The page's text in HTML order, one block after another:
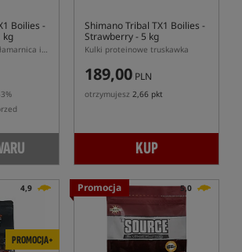
Boilies -
kg
Kulki proteinowe kałamarnica i ośmiornica
Shimano Tribal TX1 Boilies -
Strawberry - 5 kg
Kulki proteinowe truskawka
189,00 PLN
otrzymujesz 2,66 pkt
KUP
4,9
PROMOCJA+
Promocja 5,0